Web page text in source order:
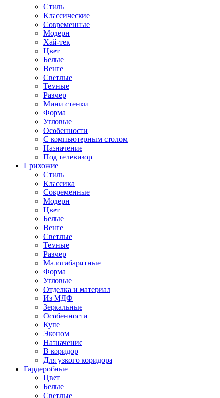
Стиль
Классические
Современные
Модерн
Хай-тек
Цвет
Белые
Венге
Светлые
Темные
Размер
Мини стенки
Форма
Угловые
Особенности
С компьютерным столом
Назначение
Под телевизор
Прихожие
Стиль
Классика
Современные
Модерн
Цвет
Белые
Венге
Светлые
Темные
Размер
Малогабаритные
Форма
Угловые
Отделка и материал
Из МДФ
Зеркальные
Особенности
Купе
Эконом
Назначение
В коридор
Для узкого коридора
Гардеробные
Цвет
Белые
Светлые